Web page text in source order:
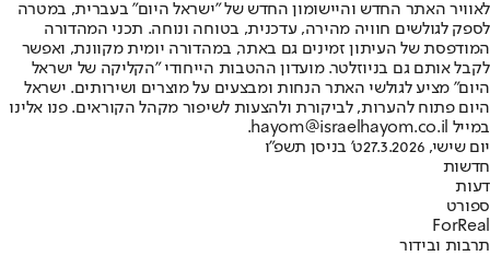
לאוויר האתר החדש והיישומון החדש של "ישראל היום" בעברית, במטרה
לספק לגולשים חוויה מהירה, עדכנית, בטוחה ונוחה. תכני המהדורה
המודפסת של העיתון זמינים גם באתר, במהדורה יומית מקוונת, ואפשר
לקבל אותם גם בניוזלטר. מועדון ההטבות הייחודי "הקליקה של ישראל
היום" מציע לגולשי האתר הנחות ומבצעים על מוצרים ושירותים. ישראל
היום פתוח להערות, לביקורת ולהצעות לשיפור מקהל הקוראים. פנו אלינו
במייל hayom@israelhayom.co.il.
יום שישי, 27.3.2026
ט' בניסן תשפ"ו
חדשות
דעות
ספורט
ForReal
תרבות ובידור